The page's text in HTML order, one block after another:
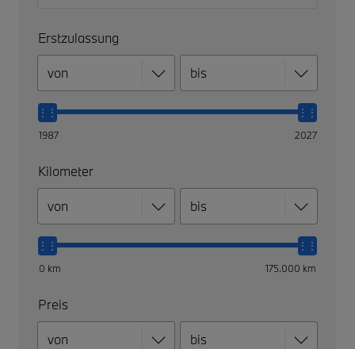
Erstzulassung
1987 2027
Kilometer
0 km 175.000 km
Preis